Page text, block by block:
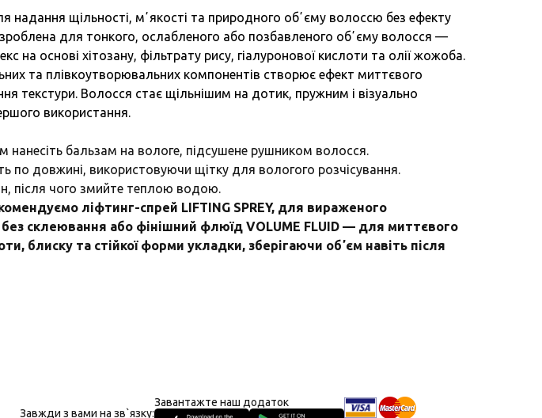
надання щільності, мʼякості та природного обʼєму волоссю без ефекту
для тонкого, ослабленого або позбавленого обʼєму волосся —
на основі хітозану, фільтрату рису, гіалуронової кислоти та олії жожоба.
та плівкоутворювальних компонентів створює ефект миттєвого
текстури. Волосся стає щільнішим на дотик, пружним і візуально
використання.
нанесіть бальзам на вологе, підсушене рушником волосся.
по довжині, використовуючи щітку для вологого розчісування.
після чого змийте теплою водою.
ліфтинг-спрей LIFTING SPREY, для вираженого
без склеювання або фінішний флюїд VOLUMЕ FLUID — для миттєвого
блиску та стійкої форми укладки, зберігаючи обʼєм навіть після
Завжди з вами на зв`язку:
Завантажте наш додаток